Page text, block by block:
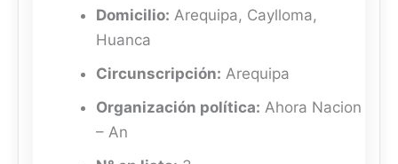
Domicilio: Arequipa, Caylloma,
Huanca
Circunscripción: Arequipa
Organización política: Ahora Nacion
– An